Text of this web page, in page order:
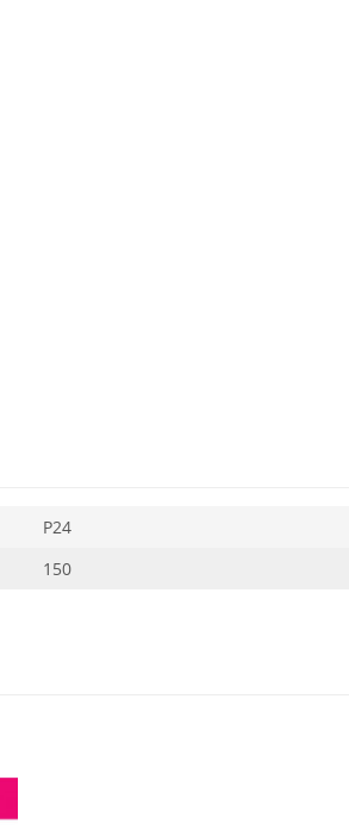
P24
150